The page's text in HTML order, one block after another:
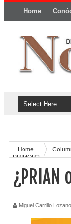
Home
Home
PRIMOR?
¿PRIAN
Miguel Carrillo Lozano